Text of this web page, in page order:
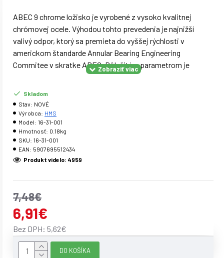
ABEC 9 chrome ložisko je vyrobené z vysoko kvalitnej
chrómovej ocele. Výhodou tohto prevedenia je najnižší
valivý odpor, ktorý sa premieta do vyššej rýchlosti v
americkom štandarde Annular Bearing Engineering
Commitee v skratke ABEC. Dôležitým parametrom je
excentricita ložiska alebo kruhovitosť 0,0012mm. Ložiská
pre korčule, skateboardy a kolobežky.
Parametre:
Trieda: ABEC 9 Materiál: chróm Ložiská v balení po 8ks
Balenie: plastový kryt
Záruka: 24 mesiacov
6,91€
7,48€
Bez DPH: 5,62€
Skladom
Stav: NOVÉ
Výrobca: HMS
Model: 16-31-001
Hmotnosť: 0.18kg
SKU: 16-31-001
EAN: 5907695512434
Produkt videlo: 4959
DO KOŠÍKA